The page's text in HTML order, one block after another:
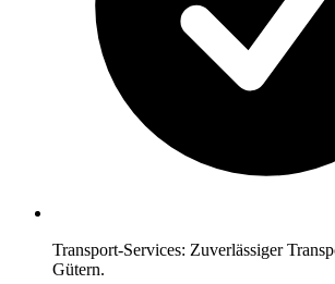
Transport-Services: Zuverlässiger
Gütern.